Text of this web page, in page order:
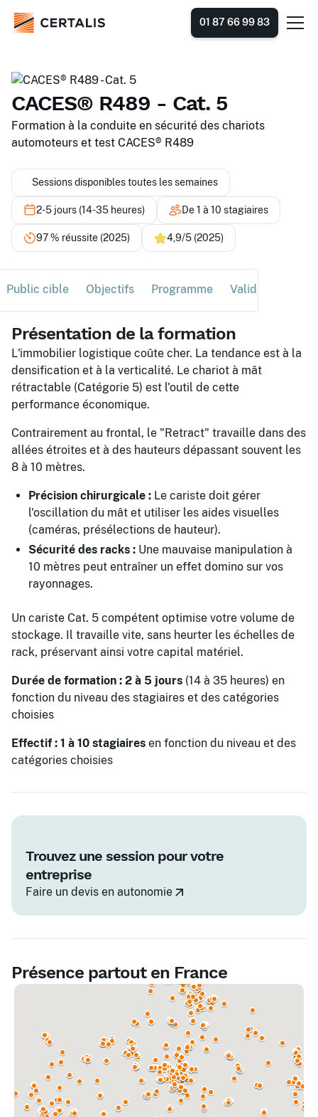
01 87 66 99 83
CACES® R489 - Cat. 5
Formation à la conduite en sécurité des chariots
automoteurs et test CACES® R489
Sessions disponibles toutes les semaines
2-5 jours (14-35 heures) De 1 à 10 stagiaires
97 % réussite (2025) 4,9/5 (2025)
Public cible Objectifs Programme Validation
Présentation de la formation
L'immobilier logistique coûte cher. La tendance est à la
densification et à la verticalité. Le chariot à mât
rétractable (Catégorie 5) est l'outil de cette
performance économique.
Contrairement au frontal, le "Retract" travaille dans des
allées étroites et à des hauteurs dépassant souvent les
8 à 10 mètres.
Précision chirurgicale : Le cariste doit gérer
l'oscillation du mât et utiliser les aides visuelles
(caméras, présélections de hauteur).
Sécurité des racks : Une mauvaise manipulation à
10 mètres peut entraîner un effet domino sur vos
rayonnages.
Un cariste Cat. 5 compétent optimise votre volume de
stockage. Il travaille vite, sans heurter les échelles de
rack, préservant ainsi votre capital matériel.
Durée de formation : 2 à 5 jours (14 à 35 heures) en
fonction du niveau des stagiaires et des catégories
choisies
Effectif : 1 à 10 stagiaires en fonction du niveau et des
catégories choisies
Trouvez une session pour votre
entreprise
Faire un devis en autonomie
Présence partout en France